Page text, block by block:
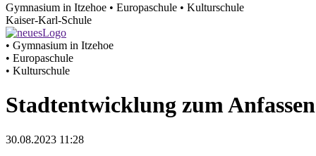
Gymnasium in Itzehoe • Europaschule • Kulturschule
Kaiser-Karl-Schule
• Gymnasium in Itzehoe
• Europaschule
• Kulturschule
Stadt­entwicklung zum An­fassen
30.08.2023 11:28